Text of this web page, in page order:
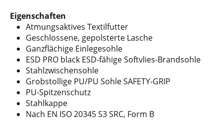
Eigenschaften
Atmungsaktives Textilfutter
Geschlossene, gepolsterte Lasche
Ganzflächige Einlegesohle
ESD PRO black ESD-fähige Softvlies-Brandsohle
Stahlzwischensohle
Grobstollige PU/PU Sohle SAFETY-GRIP
PU-Spitzenschutz
Stahlkappe
Nach EN ISO 20345 S3 SRC, Form B